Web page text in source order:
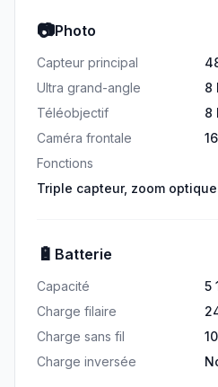
📷Photo
Capteur principal
Ultra grand-angle
8
Téléobjectif
8
Caméra frontale
Fonctions
Triple capteur, zoom
🔋 Batterie
Capacité
5
Charge filaire
Charge sans fil
Charge inversée